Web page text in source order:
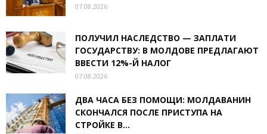
07.08.2026
ПОЛУЧИЛ НАСЛЕДСТВО — ЗАПЛАТИ
ГОСУДАРСТВУ: В МОЛДОВЕ ПРЕДЛАГАЮТ
ВВЕСТИ 12%-Й НАЛОГ
07.08.2026
ДВА ЧАСА БЕЗ ПОМОЩИ: МОЛДАВАНИН
СКОНЧАЛСЯ ПОСЛЕ ПРИСТУПА НА
СТРОЙКЕ В...